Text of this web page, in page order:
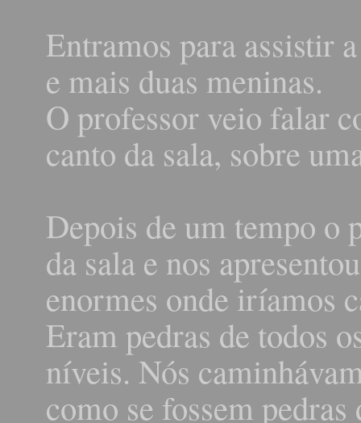
Entramos para assistir
e mais duas meninas.
O professor veio falar
canto da sala, sobre
Depois de um tempo o
da sala e nos
enormes onde iríamos
Eram pedras de todos
níveis. Nós
como se fossem